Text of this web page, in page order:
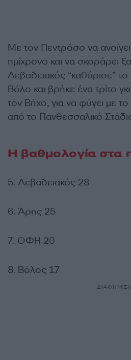
Με τον Πεντρόσο να
ημίχρονο και να σκοράρει
Λεβαδειακός “καθάρισε”
Βόλο και βρήκε ένα τρίτο
τον Βήχο, για να φύγει με το
από το Πανθεσσαλικό
Η βαθμολογία στα
5. Λεβαδειακός 28
6. Άρης 25
7. ΟΦΗ 20
8. Βόλος 17
ΔΙΑΦΗΜΙΣΗ